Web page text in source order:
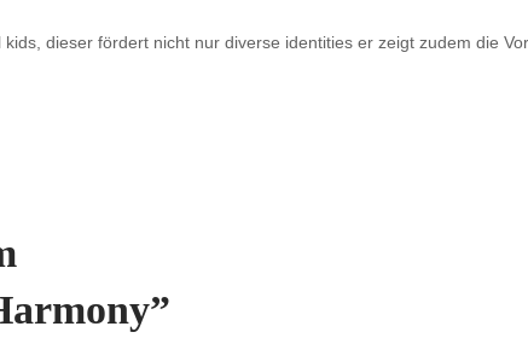
dieser fördert nicht nur diverse identities er zeigt zudem die